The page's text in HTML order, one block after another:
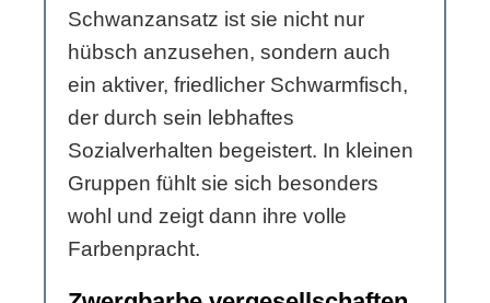
Schwanzansatz ist sie nicht nur
hübsch anzusehen, sondern auch
ein aktiver, friedlicher Schwarmfisch,
der durch sein lebhaftes
Sozialverhalten begeistert. In kleinen
Gruppen fühlt sie sich besonders
wohl und zeigt dann ihre volle
Farbenpracht.